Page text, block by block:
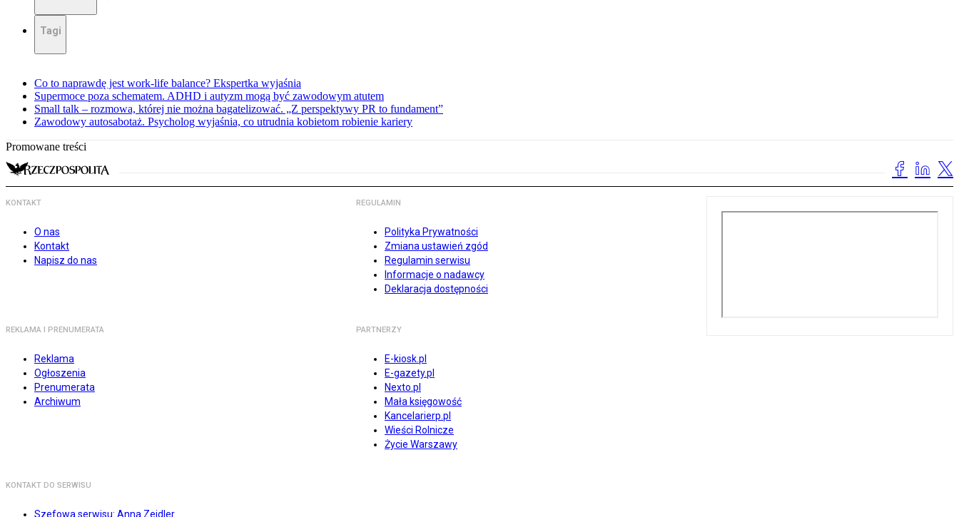
Tagi
Co to naprawdę jest work-life balance? Ekspertka wyjaśnia
Supermoce poza schematem. ADHD i autyzm mogą być zawodowym atutem
Small talk – rozmowa, której nie można bagatelizować. „Z perspektywy PR to fundament”
Zawodowy autosabotaż. Psycholog wyjaśnia, co utrudnia kobietom robienie kariery
Promowane treści
KONTAKT
O nas
Kontakt
Napisz do nas
REGULAMIN
Polityka Prywatności
Zmiana ustawień zgód
Regulamin serwisu
Informacje o nadawcy
Deklaracja dostępności
REKLAMA I PRENUMERATA
Reklama
Ogłoszenia
Prenumerata
Archiwum
PARTNERZY
E-kiosk.pl
E-gazety.pl
Nexto.pl
Mała księgowość
Kancelarierp.pl
Wieści Rolnicze
Życie Warszawy
KONTAKT DO SERWISU
Szefowa serwisu: Anna Zejdler